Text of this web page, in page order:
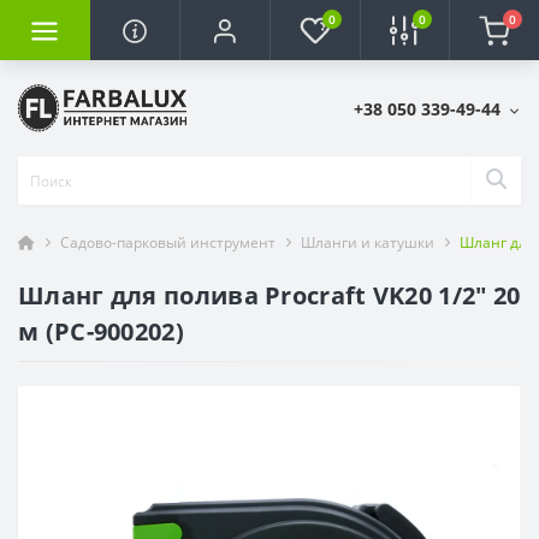
0 0 0
+38 050 339-49-44
Садово-парковый инструмент Шланги и катушки Шланг для
Шланг для полива Procraft VK20 1/2" 20
м (PC-900202)